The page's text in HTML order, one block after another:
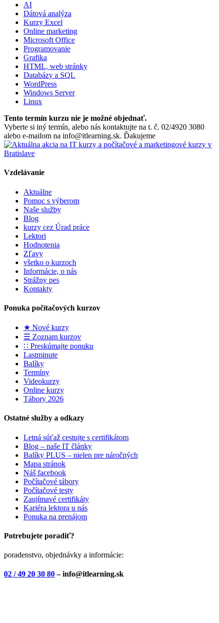
AI
Dátová analýza
Kurzy Excel
Online marketing
Microsoft Office
Programovanie
Grafika
HTML, web stránky
Databázy a SQL
WordPress
Windows Server
Linux
Tento termín kurzu nie je možné objednať.
Vyberte si iný termín, alebo nás kontaktujte na t. č. 02/4920 3080
alebo e-mailom na info@itlearning.sk. Ďakujeme
Vzdelávanie
Aktuálne
Pomoc s výberom
Naše služby
Blog
kurzy cez Úrad práce
Lektori
Hodnotenia
Zľavy
všetko o kurzoch
Informácie, o nás
Strážny pes
Kontakty
Ponuka počítačových kurzov
★ Nové kurzy
☰ Zoznam kurzov
∷ Preskúmajte ponuku
Lastminute
Balíky
Termíny
Videokurzy
Online kurzy
Tábory 2026
Ostatné služby a odkazy
Letná súťaž cestujte s certifikátom
Blog – naše IT články
Balíky PLUS – nielen pre náročných
Mapa stránok
Náš facebook
Počítačové tábory
Počítačové testy
Zaujímavé certifikáty
Kariéra lektora u nás
Ponuka na prenájom
Potrebujete poradiť?
poradenstvo, objednávky a informácie:
02 / 49 20 30 80– info@itlearning.sk